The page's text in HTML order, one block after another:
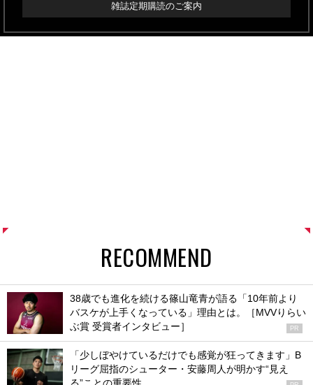
雑誌定期購読のご案内
RECOMMEND
38歳でも進化を続ける篠山竜青が語る「10年前より
バスケが上手くなっている」理由とは。［MVVりらい
ぶ賞 受賞者インタビュー］
PR
「少しぼやけているだけでも感覚が狂ってきます」B
リーグ屈指のシューター・安藤周人が明かす“見え
る”ことの重要性